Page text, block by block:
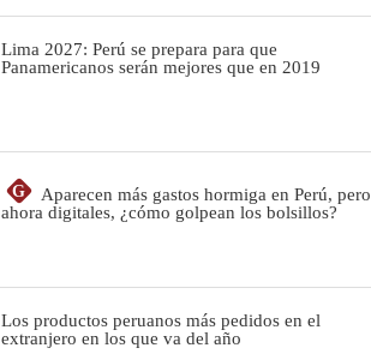
Lima 2027: Perú se prepara para que
Panamericanos serán mejores que en 2019
G
Aparecen más gastos hormiga en Perú, pero
ahora digitales, ¿cómo golpean los bolsillos?
Los productos peruanos más pedidos en el
extranjero en los que va del año